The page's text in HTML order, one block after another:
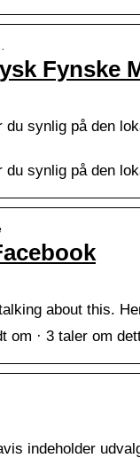
Fynske
synlig på den
synlig på den
about this.
· 3 taler om
indeholder